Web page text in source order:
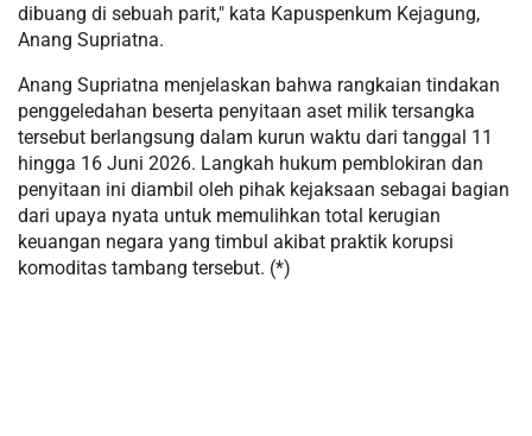
dibuang di sebuah parit," kata Kapuspenkum Kejagung,
Anang Supriatna.
Anang Supriatna menjelaskan bahwa rangkaian tindakan
penggeledahan beserta penyitaan aset milik tersangka
tersebut berlangsung dalam kurun waktu dari tanggal 11
hingga 16 Juni 2026. Langkah hukum pemblokiran dan
penyitaan ini diambil oleh pihak kejaksaan sebagai bagian
dari upaya nyata untuk memulihkan total kerugian
keuangan negara yang timbul akibat praktik korupsi
komoditas tambang tersebut. (*)